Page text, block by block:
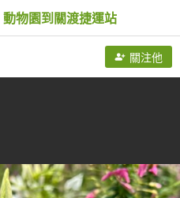
物園到關渡捷運站
關注他